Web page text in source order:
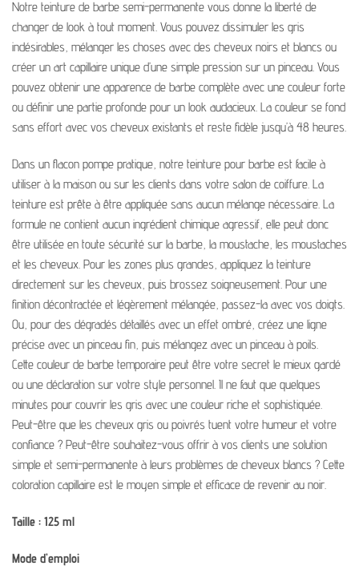
Notre teinture de barbe semi-permanente vous donne la liberté de
changer de look à tout moment. Vous pouvez dissimuler les gris
indésirables, mélanger les choses avec des cheveux noirs et blancs ou
créer un art capillaire unique d’une simple pression sur un pinceau. Vous
pouvez obtenir une apparence de barbe complète avec une couleur forte
ou définir une partie profonde pour un look audacieux. La couleur se fond
sans effort avec vos cheveux existants et reste fidèle jusqu’à 48 heures.
Dans un flacon pompe pratique, notre teinture pour barbe est facile à
utiliser à la maison ou sur les clients dans votre salon de coiffure. La
teinture est prête à être appliquée sans aucun mélange nécessaire. La
formule ne contient aucun ingrédient chimique agressif, elle peut donc
être utilisée en toute sécurité sur la barbe, la moustache, les moustaches
et les cheveux. Pour les zones plus grandes, appliquez la teinture
directement sur les cheveux, puis brossez soigneusement. Pour une
finition décontractée et légèrement mélangée, passez-la avec vos doigts.
Ou, pour des dégradés détaillés avec un effet ombré, créez une ligne
précise avec un pinceau fin, puis mélangez avec un pinceau à poils.
Cette couleur de barbe temporaire peut être votre secret le mieux gardé
ou une déclaration sur votre style personnel. Il ne faut que quelques
minutes pour couvrir les gris avec une couleur riche et sophistiquée.
Peut-être que les cheveux gris ou poivrés tuent votre humeur et votre
confiance ? Peut-être souhaitez-vous offrir à vos clients une solution
simple et semi-permanente à leurs problèmes de cheveux blancs ? Cette
coloration capillaire est le moyen simple et efficace de revenir au noir.
Taille : 125 ml
Mode d’emploi